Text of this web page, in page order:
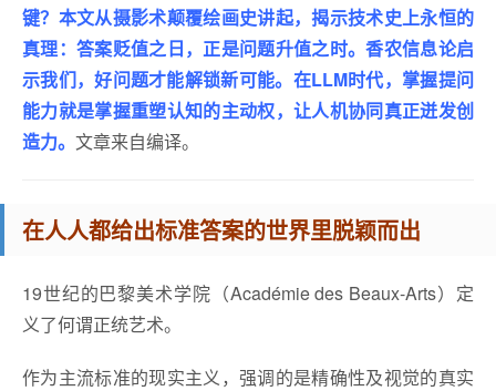
键？本文从摄影术颠覆绘画史讲起，揭示技术史上永恒的
真理：答案贬值之日，正是问题升值之时。香农信息论启
示我们，好问题才能解锁新可能。在LLM时代，掌握提问
能力就是掌握重塑认知的主动权，让人机协同真正迸发创
造力。 文章来自编译。
在人人都给出标准答案的世界里脱颖而出
19世纪的巴黎美术学院（Académie des Beaux-Arts）定
义了何谓正统艺术。
作为主流标准的现实主义，强调的是精确性及视觉的真实